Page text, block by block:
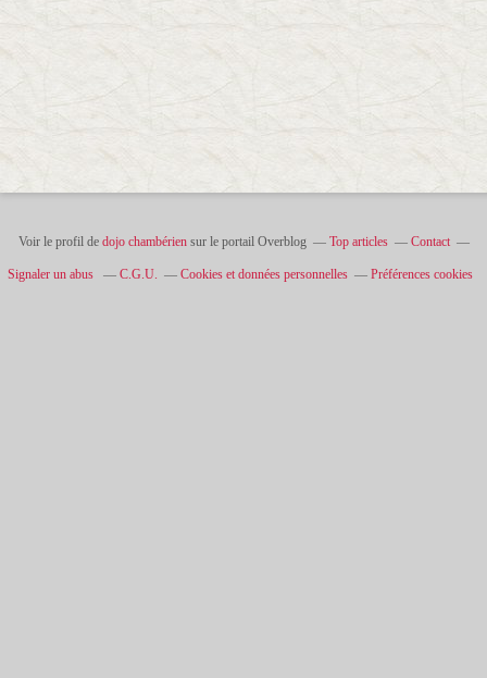
Voir le profil de dojo chambériensur le portail Overblog Top articles Contact
Signaler un abus C.G.U. Cookies et données personnelles Préférences cookies